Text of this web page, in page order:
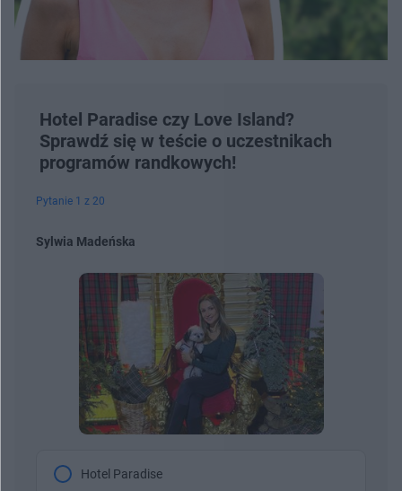
Hotel Paradise czy Love Island?
Sprawdź się w teście o uczestnikach
programów randkowych!
Pytanie 1 z 20
Sylwia Madeńska
Hotel Paradise